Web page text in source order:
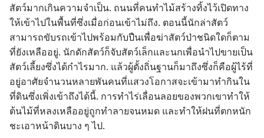
สัตว์​มาก​เกิน​ความ​จำเป็น. ถนน​ที่​คน​ทำ​ไม้​สร้าง​ทิ้ง​ไว้​เปิด​ทาง​
ให้​เข้า​ไป​ใน​พื้น​ที่​ซึ่ง​เมื่อ​ก่อน​เข้า​ไม่​ถึง. ตอน​นี้​นัก​ล่า​สัตว์​
สามารถ​ขับ​รถ​เข้า​ไป​พร้อม​กับ​ปืน​เพื่อ​ฆ่า​สัตว์​ป่า​ชนิด​ใด​ก็​ตาม​
ที่​ยัง​เหลือ​อยู่. นัก​ดัก​สัตว์​ก็​จับ​สัตว์​เล็ก​และ​นก​เพื่อ​นำ​ไป​ขาย​เป็น​
สัตว์​เลี้ยง​ซึ่ง​ได้​กำไร​มาก. แล้ว​ผู้​ตั้ง​ถิ่น​ฐาน​ก็​มา​ถึง​ซึ่ง​ก็​คือ​ผู้​ไร้​ที่​
อยู่​อาศัย​จำนวน​หลาย​พัน​คน​ที่​แสวง​โอกาส​จะ​เข้า​มา​ทำ​กิน​ใน​
ที่​ดิน​ซึ่ง​เพิ่ง​เข้า​ถึง​ได้​นี้. การ​ทำ​ไร่​เลื่อน​ลอย​ของ​พวก​เขา​ทำ​ให้​
ต้น​ไม้​ที่​หลง​เหลือ​อยู่​ถูก​ทำลาย​จน​หมด และ​ทำ​ให้​ฝน​ที่​ตก​หนัก​
ชะ​เอา​หน้า​ดิน​บาง ๆ ไป.